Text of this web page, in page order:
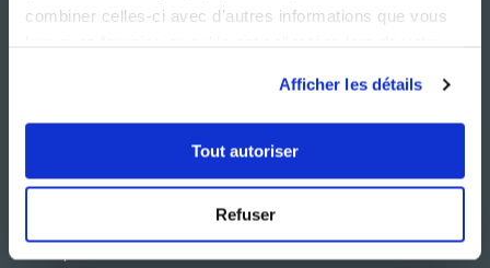
combiner celles-ci avec d'autres informations que vous
Afficher les détails
Tout autoriser
Refuser
Guy Demarle